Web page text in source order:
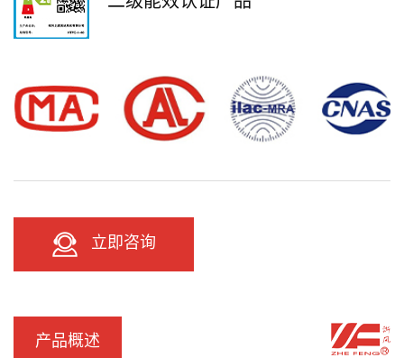
立即咨询
产品概述